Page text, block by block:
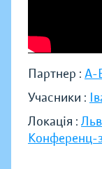
Партнер : А-
Учасники :
Локація :
Конференц-